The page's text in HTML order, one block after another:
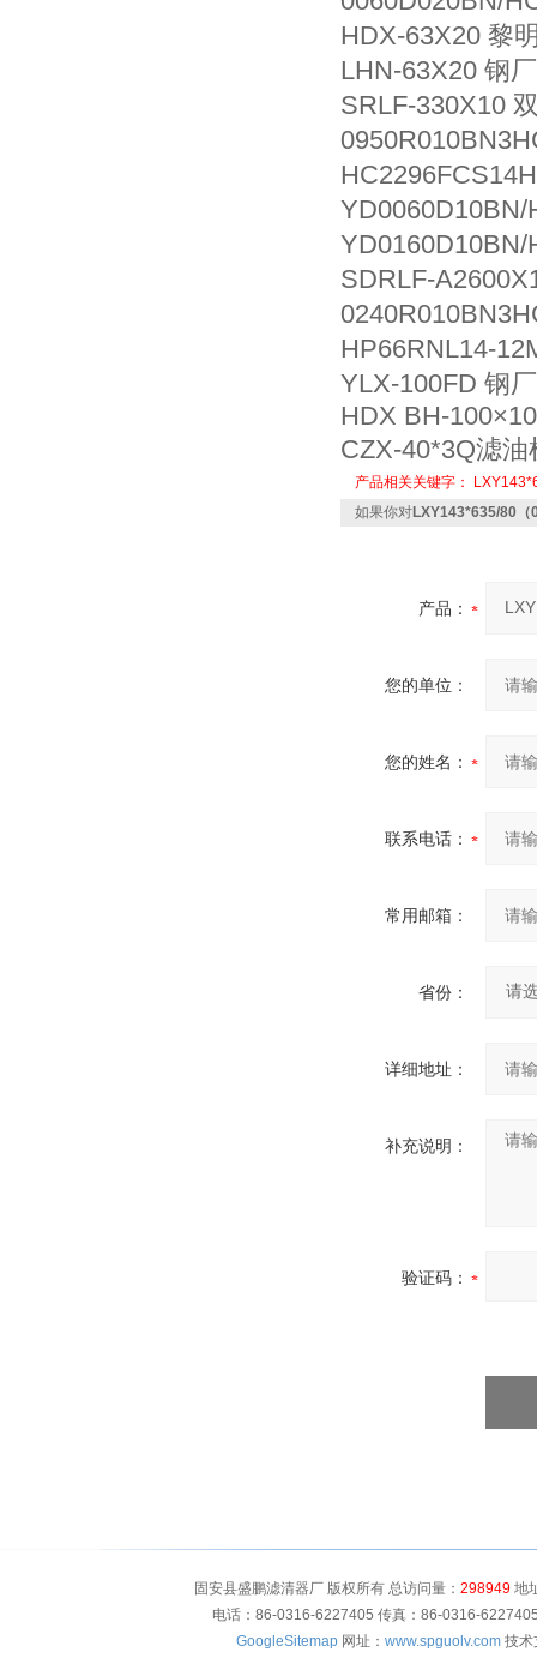
HDX-63X20 黎
LHN-63X20 钢
SRLF-330X10
SDRLF-
HP66RNL14-
YLX-100FD 钢
HDX BH-100×10
CZX-40*3Q滤
产品相关关键字：
如果你对LXY143*635/80（
产品：
您的单位：
您的姓名：
联系电话：
常用邮箱：
省份：
详细地址：
补充说明：
验证码：
固安县盛鹏滤清器厂 版权所有 总访问量： 298949地
电话：86-0316-6227405 传真：86-0316-
GoogleSitemap 网址： www.spguolv.com 技术